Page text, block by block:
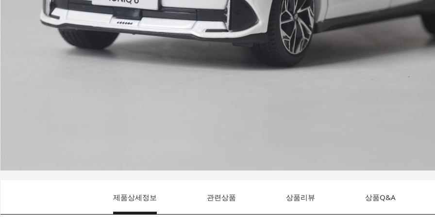
제품상세정보 관련상품 상품리뷰 상품Q&A